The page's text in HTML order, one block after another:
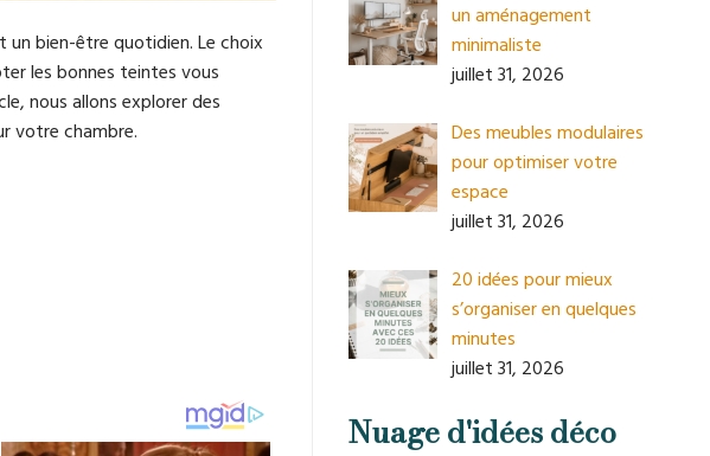
un bien-être quotidien. Le choix
les bonnes teintes vous
nous allons explorer des
votre chambre.
un aménagement
minimaliste
juillet 31, 2026
Des meubles modulaires
pour optimiser votre
espace
juillet 31, 2026
20 idées pour mieux
s’organiser en quelques
minutes
juillet 31, 2026
Nuage d'idées déco